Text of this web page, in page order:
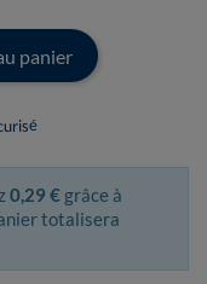
panier
0,29 € grâce à
totalisera